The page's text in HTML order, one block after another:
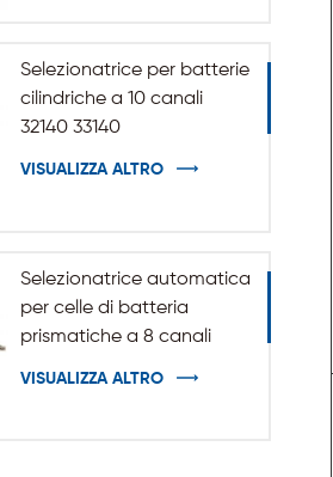
Selezionatrice per batterie
cilindriche a 10 canali
32140 33140
VISUALIZZA ALTRO
Selezionatrice automatica
per celle di batteria
prismatiche a 8 canali
VISUALIZZA ALTRO